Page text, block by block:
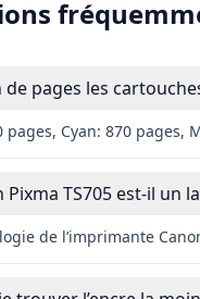
de pages les
pages, Cyan: 870 pages,
Pixma TS705 est-il un
de l’imprimante